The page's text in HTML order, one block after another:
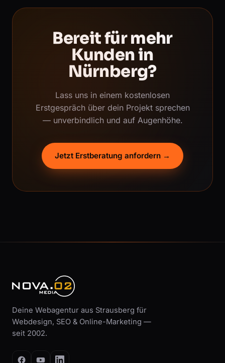
Bereit für mehr
Kunden in
Nürnberg?
Lass uns in einem kostenlosen
Erstgespräch über dein Projekt sprechen
— unverbindlich und auf Augenhöhe.
Jetzt Erstberatung anfordern →
Deine Webagentur aus Strausberg für
Webdesign, SEO & Online-Marketing —
seit 2002.